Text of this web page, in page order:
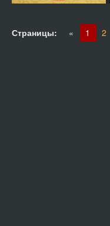
Страницы: « 1 2